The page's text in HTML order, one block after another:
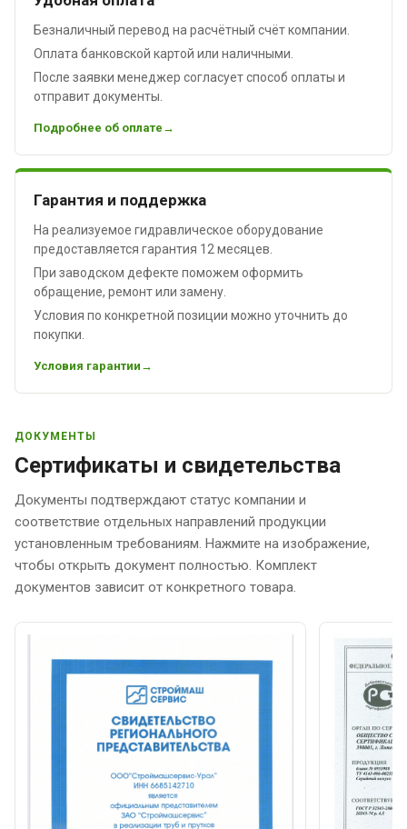
Безналичный перевод на расчётный счёт компании.
Оплата банковской картой или наличными.
После заявки менеджер согласует способ оплаты и
отправит документы.
Подробнее об оплате
Гарантия и поддержка
На реализуемое гидравлическое оборудование
предоставляется гарантия 12 месяцев.
При заводском дефекте поможем оформить
обращение, ремонт или замену.
Условия по конкретной позиции можно уточнить до
покупки.
Условия гарантии
ДОКУМЕНТЫ
Сертификаты и свидетельства
Документы подтверждают статус компании и
соответствие отдельных направлений продукции
установленным требованиям. Нажмите на изображение,
чтобы открыть документ полностью. Комплект
документов зависит от конкретного товара.